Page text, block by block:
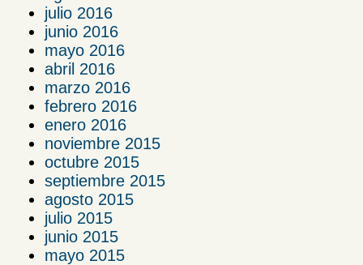
julio 2016
junio 2016
mayo 2016
abril 2016
marzo 2016
febrero 2016
enero 2016
noviembre 2015
octubre 2015
septiembre 2015
agosto 2015
julio 2015
junio 2015
mayo 2015